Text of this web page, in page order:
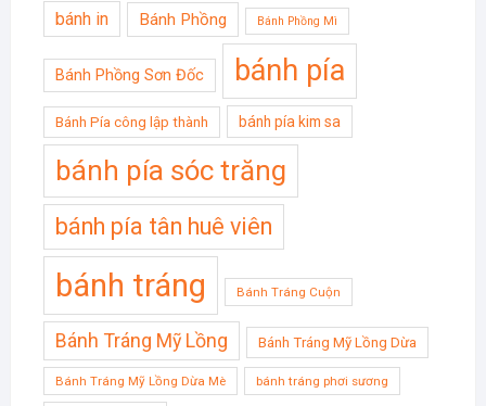
bánh in Bánh Phồng Bánh Phồng Mì
Bánh Phồng Sơn Đốc bánh pía
Bánh Pía công lập thành bánh pía kim sa
bánh pía sóc trăng
bánh pía tân huê viên
bánh tráng Bánh Tráng Cuộn
Bánh Tráng Mỹ Lồng Bánh Tráng Mỹ Lồng Dừa
Bánh Tráng Mỹ Lồng Dừa Mè bánh tráng phơi sương